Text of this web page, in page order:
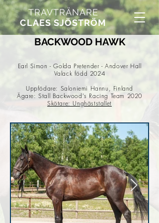
TRAVTRÄNARE
CLAES SJÖSTRÖM
BACKWOOD HAWK
Earl Simon - Golda Pretender - Andover Hall
Valack född 2024
Uppfödare: Saloniemi Hannu, Finland
Ägare: Stall Backwood's Racing Team 2020
Skötare: Unghäststallet